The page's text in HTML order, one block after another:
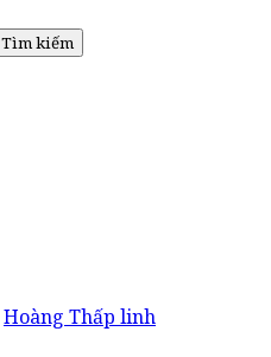
Tìm kiếm
Hoàng Thấp linh